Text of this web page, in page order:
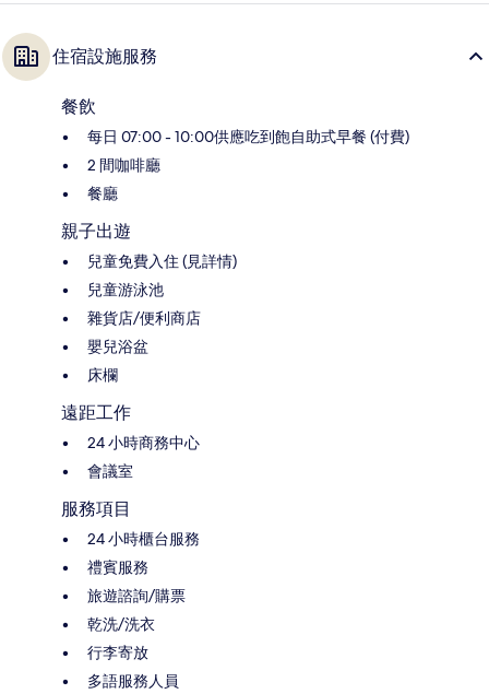
住宿設施服務
餐飲
每日 07:00 - 10:00供應吃到飽自助式早餐 (付費)
2 間咖啡廳
餐廳
親子出遊
兒童免費入住 (見詳情)
兒童游泳池
雜貨店/便利商店
嬰兒浴盆
床欄
遠距工作
24 小時商務中心
會議室
服務項目
24 小時櫃台服務
禮賓服務
旅遊諮詢/購票
乾洗/洗衣
行李寄放
多語服務人員